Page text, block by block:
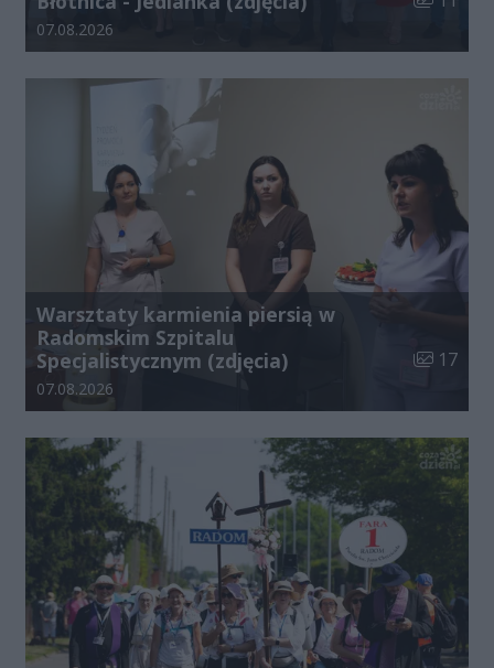
Data dodania galerii:
07.08.2026
Warsztaty karmienia piersią w
Radomskim Szpitalu
Specjalistycznym (zdjęcia)
Liczba
17
Data dodania galerii:
07.08.2026